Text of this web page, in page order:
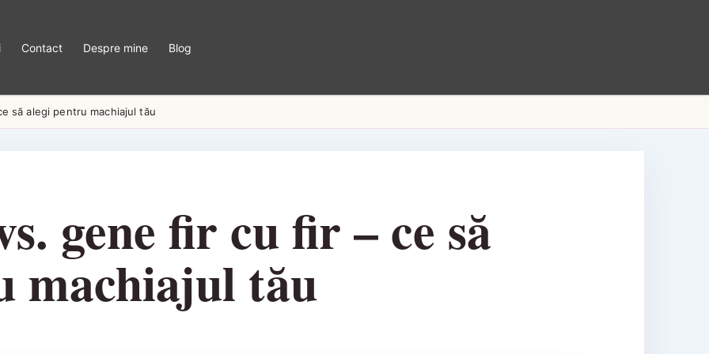
Contact Despre mine Blog
să alegi pentru machiajul tău
gene fir cu fir – ce să
machiajul tău